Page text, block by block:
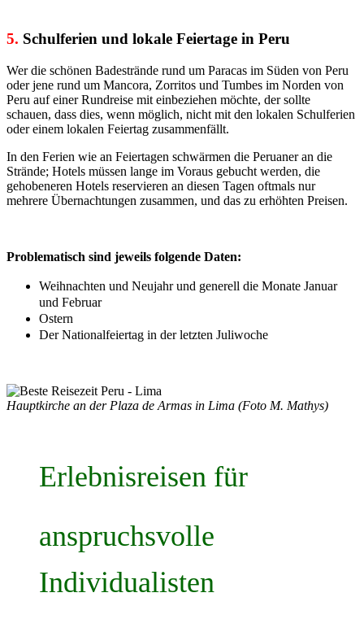
5. Schulferien und lokale Feiertage in Peru
Wer die schönen Badestrände rund um Paracas im Süden von Peru
oder jene rund um Mancora, Zorritos und Tumbes im Norden von
Peru auf einer Rundreise mit einbeziehen möchte, der sollte
schauen, dass dies, wenn möglich, nicht mit den lokalen Schulferien
oder einem lokalen Feiertag zusammenfällt.
In den Ferien wie an Feiertagen schwärmen die Peruaner an die
Strände; Hotels müssen lange im Voraus gebucht werden, die
gehobeneren Hotels reservieren an diesen Tagen oftmals nur
mehrere Übernachtungen zusammen, und das zu erhöhten Preisen.
Problematisch sind jeweils folgende Daten:
Weihnachten und Neujahr und generell die Monate Januar
und Februar
Ostern
Der Nationalfeiertag in der letzten Juliwoche
Hauptkirche an der Plaza de Armas in Lima (Foto M. Mathys)
Erlebnisreisen für
anspruchsvolle
Individualisten